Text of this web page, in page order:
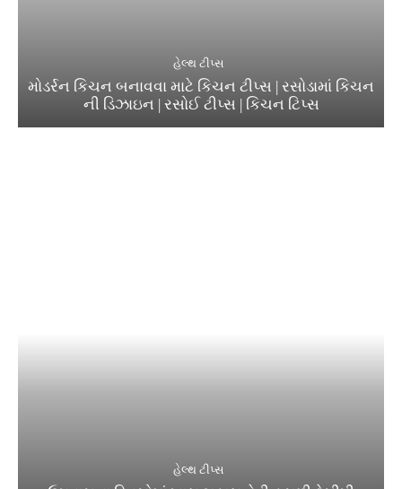
હેલ્થ ટીપ્સ
મોડર્રન કિચન બનાવવા માટે કિચન ટીપ્સ | રસોડામાં કિચન
ની ડિઝાઇન | રસોઈ ટીપ્સ | કિચન ટિપ્સ
હેલ્થ ટીપ્સ